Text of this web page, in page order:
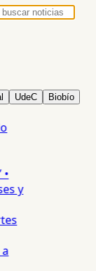
UdeC Biobío
y